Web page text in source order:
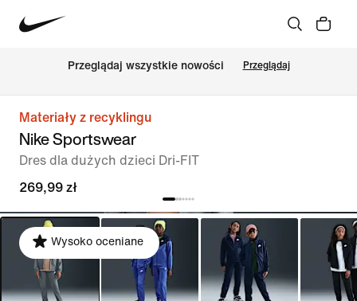
Przeglądaj wszystkie nowości Przeglądaj
Materiały z recyklingu
Nike Sportswear
Dres dla dużych dzieci Dri-FIT
269,99 zł
Wysoko oceniane